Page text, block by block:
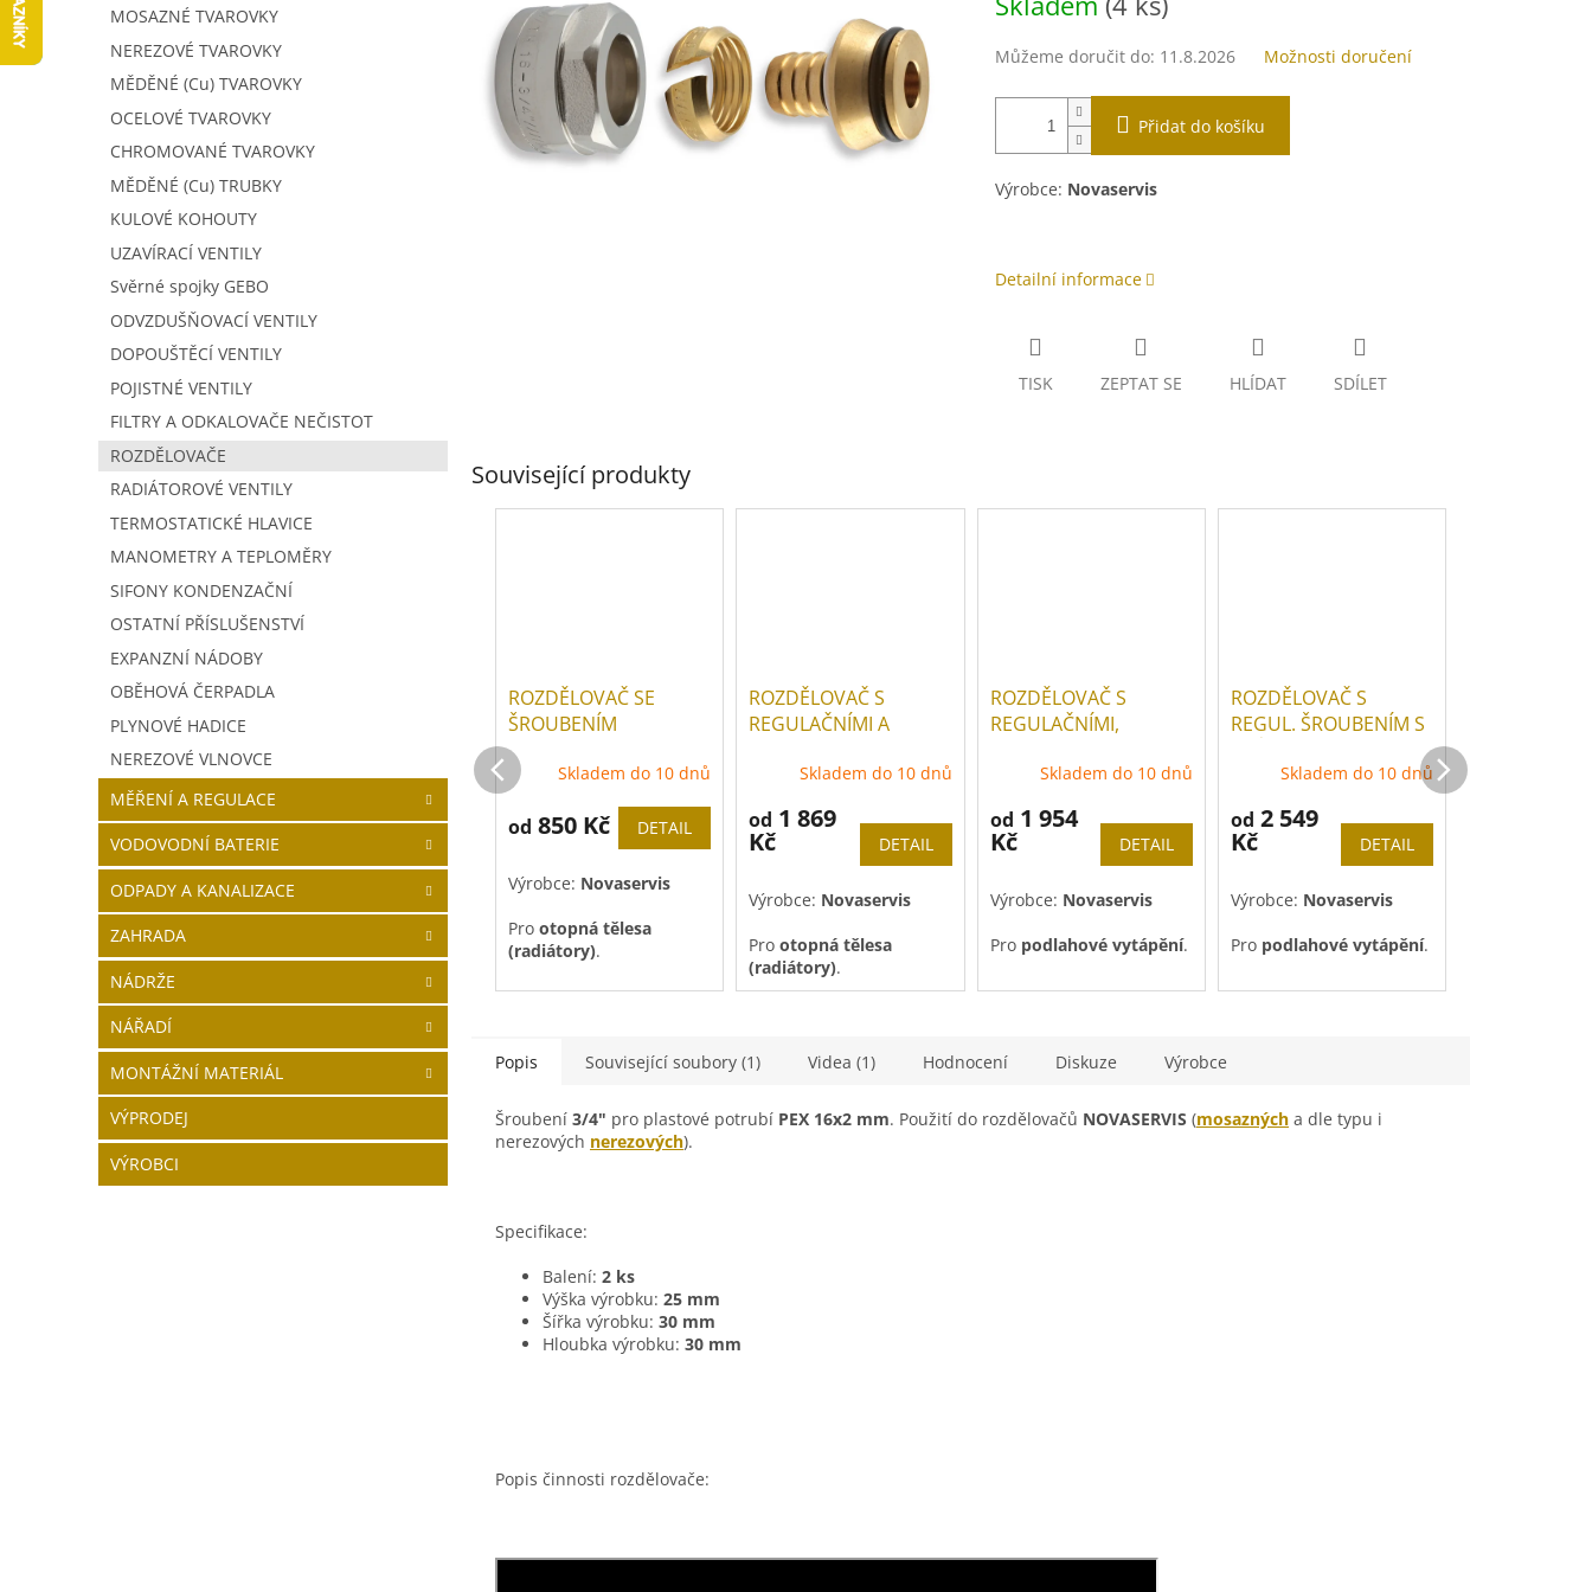
MOSAZNÉ TVAROVKY
NEREZOVÉ TVAROVKY
MĚDĚNÉ (Cu) TVAROVKY
OCELOVÉ TVAROVKY
CHROMOVANÉ TVAROVKY
MĚDĚNÉ (Cu) TRUBKY
KULOVÉ KOHOUTY
UZAVÍRACÍ VENTILY
Svěrné spojky GEBO
ODVZDUŠŇOVACÍ VENTILY
DOPOUŠTĚCÍ VENTILY
POJISTNÉ VENTILY
FILTRY A ODKALOVAČE NEČISTOT
ROZDĚLOVAČE
RADIÁTOROVÉ VENTILY
TERMOSTATICKÉ HLAVICE
MANOMETRY A TEPLOMĚRY
SIFONY KONDENZAČNÍ
OSTATNÍ PŘÍSLUŠENSTVÍ
EXPANZNÍ NÁDOBY
OBĚHOVÁ ČERPADLA
PLYNOVÉ HADICE
NEREZOVÉ VLNOVCE
MĚŘENÍ A REGULACE
VODOVODNÍ BATERIE
ODPADY A KANALIZACE
ZAHRADA
NÁDRŽE
NÁŘADÍ
MONTÁŽNÍ MATERIÁL
VÝPRODEJ
VÝROBCI
hvězdiček.
cena:
Můžeme doručit do: 11.8.2026 Možnosti doručení
Přidat do košíku
Výrobce: Novaservis
Detailní informace
TISK ZEPTAT SE HLÍDAT SDÍLET
Související produkty
ROZDĚLOVAČ SE
ŠROUBENÍM
JEDNOSTRANNÝ G1"
Skladem do 10 dnů
od 850 Kč DETAIL
Výrobce: Novaservis
Pro otopná tělesa
(radiátory).
Pouze na objednávkudo
ROZDĚLOVAČ S
REGULAČNÍMI A
VENTILYSkladem do 10 dnů
od 1 869
Kč DETAIL
Výrobce: Novaservis
Pro otopná tělesa
(radiátory).
ROZDĚLOVAČ S
REGULAČNÍMI,
VENTILYSkladem do 10 dnů
od 1 954
Kč DETAIL
Výrobce: Novaservis
Propodlahové vytápění.
Pouze na objednávkudo
ROZDĚLOVAČ S
REGUL. ŠROUBENÍM S
VENTILY BEZ KUL.
Skladem do 10 dnů
od 2 549
Kč DETAIL
Výrobce: Novaservis
Propodlahové vytápění.
Popis Související soubory (1) Videa (1) Hodnocení Diskuze Výrobce
Šroubení 3/4" pro plastové potrubí PEX 16x2 mm. Použití do rozdělovačů NOVASERVIS (mosazných a dle typu i
nerezových nerezových).
Specifikace:
Balení: 2 ks
Výška výrobku: 25 mm
Šířka výrobku: 30 mm
Hloubka výrobku: 30 mm
Popis činnosti rozdělovače: